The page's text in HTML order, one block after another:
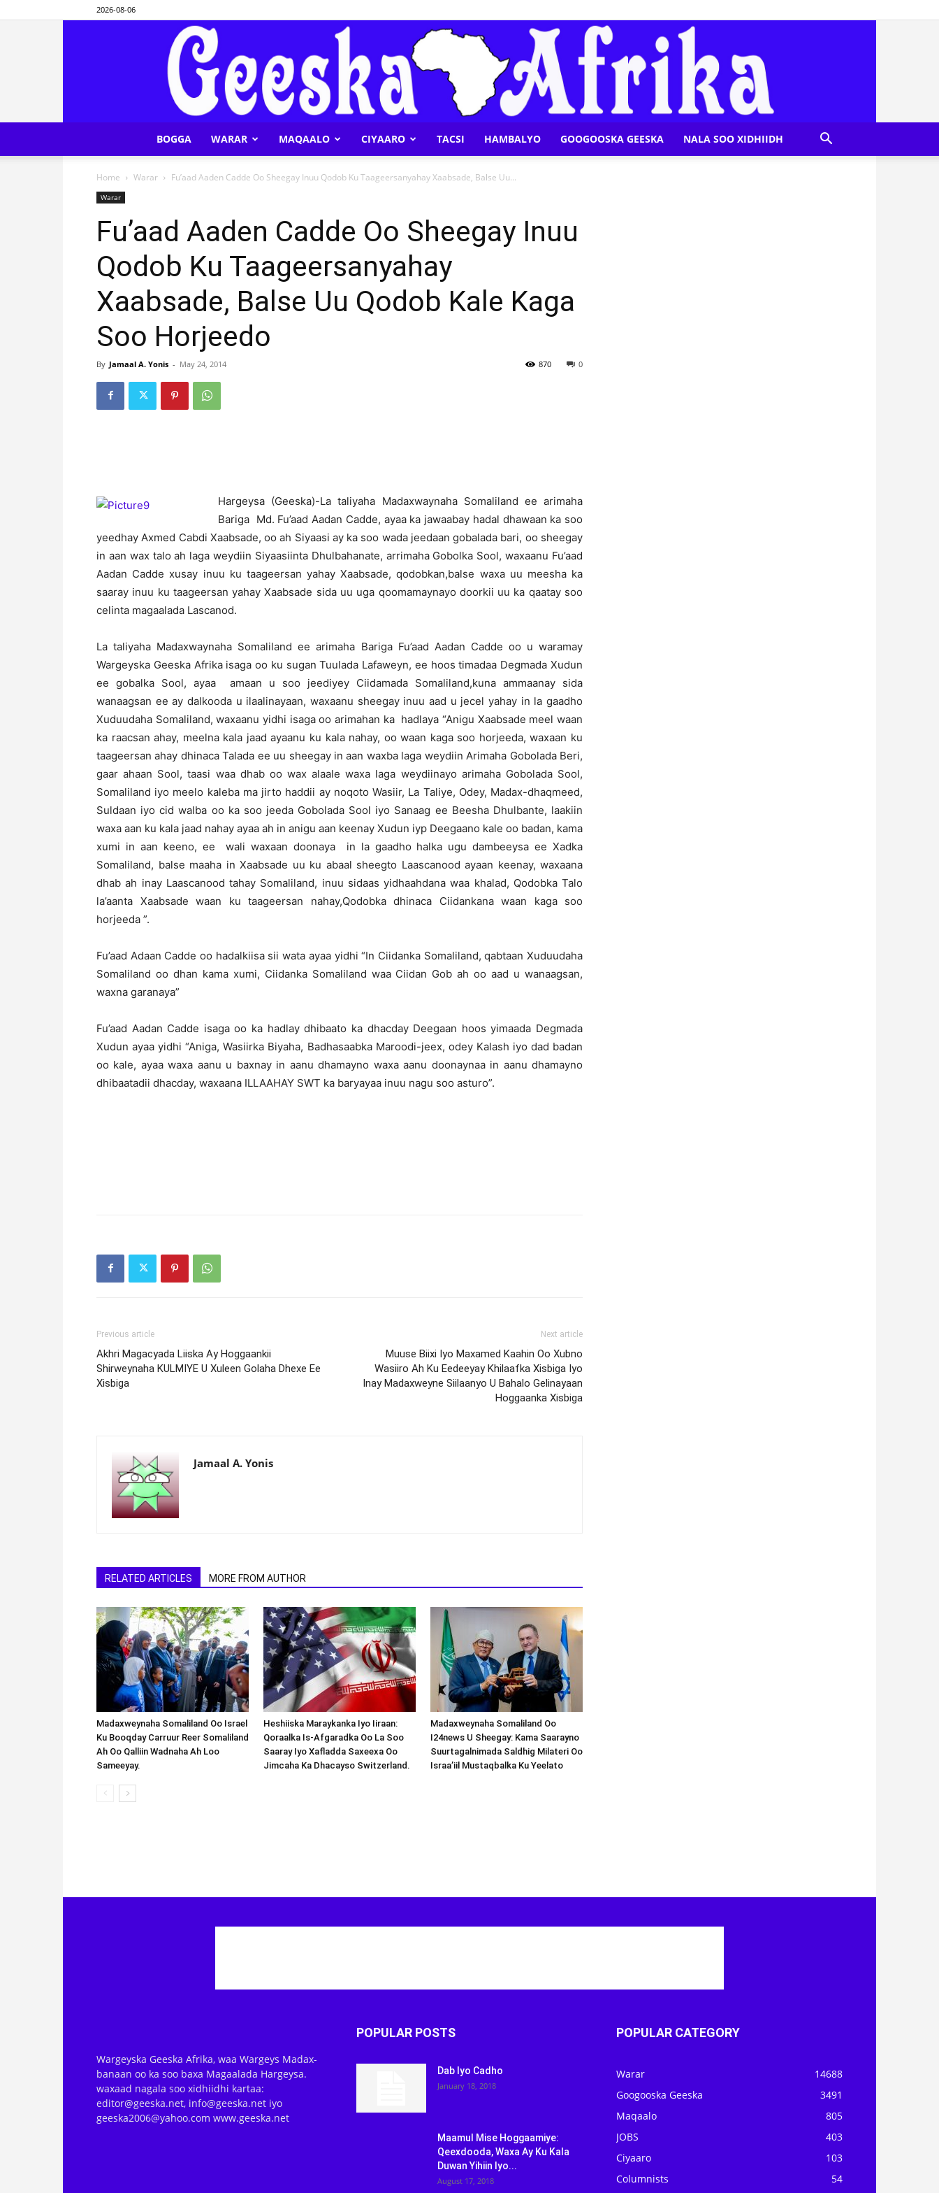
2026-08-06
BOGGA WARAR MAQAALO CIYAARO TACSI HAMBALYO GOOGOOSKA GEESKA NALA SOO XIDHIIDH
Home Warar Fu’aad Aaden Cadde Oo Sheegay Inuu Qodob Ku Taageersanyahay Xaabsade, Balse Uu...
Warar
Fu’aad Aaden Cadde Oo Sheegay Inuu
Qodob Ku Taageersanyahay
Xaabsade, Balse Uu Qodob Kale Kaga
Soo Horjeedo
By Jamaal A. Yonis - May 24, 2014 0
870
Hargeysa (Geeska)-La taliyaha Madaxwaynaha Somaliland ee arimaha
Bariga Md. Fu’aad Aadan Cadde, ayaa ka jawaabay hadal dhawaan ka soo
yeedhay Axmed Cabdi Xaabsade, oo ah Siyaasi ay ka soo wada jeedaan gobalada bari, oo sheegay
in aan wax talo ah laga weydiin Siyaasiinta Dhulbahanate, arrimaha Gobolka Sool, waxaanu Fu’aad
Aadan Cadde xusay inuu ku taageersan yahay Xaabsade, qodobkan,balse waxa uu meesha ka
saaray inuu ku taageersan yahay Xaabsade sida uu uga qoomamaynayo doorkii uu ka qaatay soo
celinta magaalada Lascanod.
La taliyaha Madaxwaynaha Somaliland ee arimaha Bariga Fu’aad Aadan Cadde oo u waramay
Wargeyska Geeska Afrika isaga oo ku sugan Tuulada Lafaweyn, ee hoos timadaa Degmada Xudun
ee gobalka Sool, ayaa amaan u soo jeediyey Ciidamada Somaliland,kuna ammaanay sida
wanaagsan ee ay dalkooda u ilaalinayaan, waxaanu sheegay inuu aad u jecel yahay in la gaadho
Xuduudaha Somaliland, waxaanu yidhi isaga oo arimahan ka hadlaya “Anigu Xaabsade meel waan
ka raacsan ahay, meelna kala jaad ayaanu ku kala nahay, oo waan kaga soo horjeeda, waxaan ku
taageersan ahay dhinaca Talada ee uu sheegay in aan waxba laga weydiin Arimaha Gobolada Beri,
gaar ahaan Sool, taasi waa dhab oo wax alaale waxa laga weydiinayo arimaha Gobolada Sool,
Somaliland iyo meelo kaleba ma jirto haddii ay noqoto Wasiir, La Taliye, Odey, Madax-dhaqmeed,
Suldaan iyo cid walba oo ka soo jeeda Gobolada Sool iyo Sanaag ee Beesha Dhulbante, laakiin
waxa aan ku kala jaad nahay ayaa ah in anigu aan keenay Xudun iyp Deegaano kale oo badan, kama
xumi in aan keeno, ee wali waxaan doonaya in la gaadho halka ugu dambeeysa ee Xadka
Somaliland, balse maaha in Xaabsade uu ku abaal sheegto Laascanood ayaan keenay, waxaana
dhab ah inay Laascanood tahay Somaliland, inuu sidaas yidhaahdana waa khalad, Qodobka Talo
la’aanta Xaabsade waan ku taageersan nahay,Qodobka dhinaca Ciidankana waan kaga soo
horjeeda ”.
Fu’aad Adaan Cadde oo hadalkiisa sii wata ayaa yidhi “In Ciidanka Somaliland, qabtaan Xuduudaha
Somaliland oo dhan kama xumi, Ciidanka Somaliland waa Ciidan Gob ah oo aad u wanaagsan,
waxna garanaya”
Fu’aad Aadan Cadde isaga oo ka hadlay dhibaato ka dhacday Deegaan hoos yimaada Degmada
Xudun ayaa yidhi “Aniga, Wasiirka Biyaha, Badhasaabka Maroodi-jeex, odey Kalash iyo dad badan
oo kale, ayaa waxa aanu u baxnay in aanu dhamayno waxa aanu doonaynaa in aanu dhamayno
dhibaatadii dhacday, waxaana ILLAAHAY SWT ka baryayaa inuu nagu soo asturo”.
Previous article
Akhri Magacyada Liiska Ay Hoggaankii
Shirweynaha KULMIYE U Xuleen Golaha Dhexe Ee
Xisbiga
Next article
Muuse Biixi Iyo Maxamed Kaahin Oo Xubno
Wasiiro Ah Ku Eedeeyay Khilaafka Xisbiga Iyo
Inay Madaxweyne Siilaanyo U Bahalo Gelinayaan
Hoggaanka Xisbiga
Jamaal A. Yonis
RELATED ARTICLES MORE FROM AUTHOR
Madaxweynaha Somaliland Oo Israel
Ku Booqday Carruur Reer Somaliland
Ah Oo Qalliin Wadnaha Ah Loo
Sameeyay.
Heshiiska Maraykanka Iyo Iiraan:
Qoraalka Is-Afgaradka Oo La Soo
Saaray Iyo Xafladda Saxeexa Oo
Jimcaha Ka Dhacayso Switzerland.
Madaxweynaha Somaliland Oo
I24news U Sheegay: Kama Saarayno
Suurtagalnimada Saldhig Milateri Oo
Israa’iil Mustaqbalka Ku Yeelato
Wargeyska Geeska Afrika, waa Wargeys Madax-
banaan oo ka soo baxa Magaalada Hargeysa.
waxaad nagala soo xidhiidhi kartaa:
editor@geeska.net, info@geeska.net iyo
geeska2006@yahoo.com www.geeska.net
POPULAR POSTS
Dab Iyo Cadho
January 18, 2018
Maamul Mise Hoggaamiye:
Qeexdooda, Waxa Ay Ku Kala
Duwan Yihiin Iyo...
August 17, 2018
POPULAR CATEGORY
Warar
14688
Googooska Geeska
3491
Maqaalo
805
JOBS
403
Ciyaaro
103
Columnists
54